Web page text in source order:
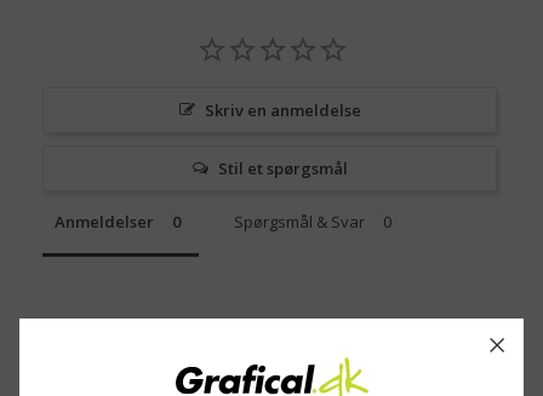
Skriv en anmeldelse
Stil et spørgsmål
Anmeldelser Spørgsmål & Svar